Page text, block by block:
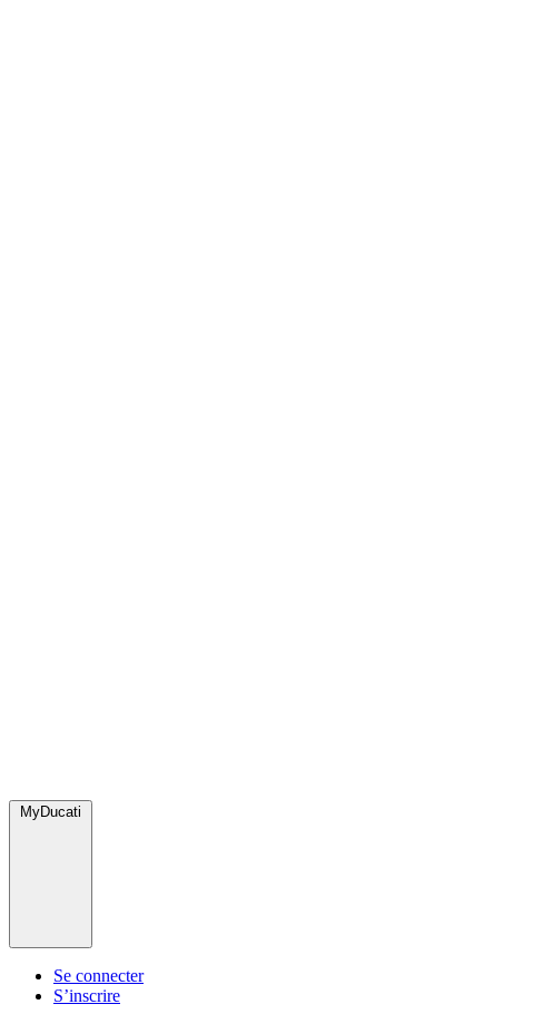
MyDucati
Se connecter
S’inscrire